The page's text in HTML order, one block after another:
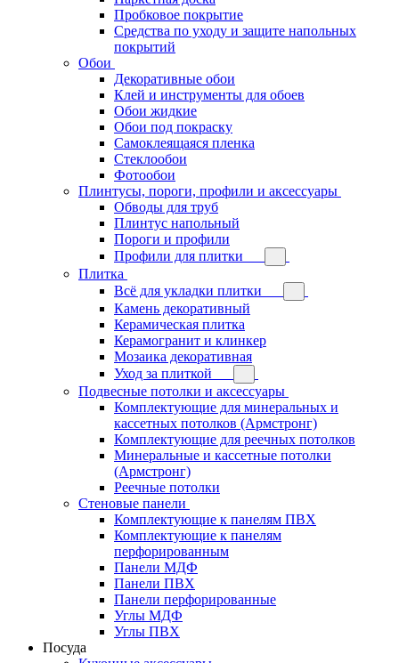
Пробковое покрытие
Средства по уходу и защите напольных
покрытий
Обои
Декоративные обои
Клей и инструменты для обоев
Обои жидкие
Обои под покраску
Самоклеящаяся пленка
Стеклообои
Фотообои
Плинтусы, пороги, профили и аксессуары
Обводы для труб
Плинтус напольный
Пороги и профили
Профили для плитки
Плитка
Всё для укладки плитки
Камень декоративный
Керамическая плитка
Керамогранит и клинкер
Мозаика декоративная
Уход за плиткой
Подвесные потолки и аксессуары
Комплектующие для минеральных и
кассетных потолков (Армстронг)
Комплектующие для реечных потолков
Минеральные и кассетные потолки
(Армстронг)
Реечные потолки
Стеновые панели
Комплектующие к панелям ПВХ
Комплектующие к панелям
перфорированным
Панели МДФ
Панели ПВХ
Панели перфорированные
Углы МДФ
Углы ПВХ
Посуда